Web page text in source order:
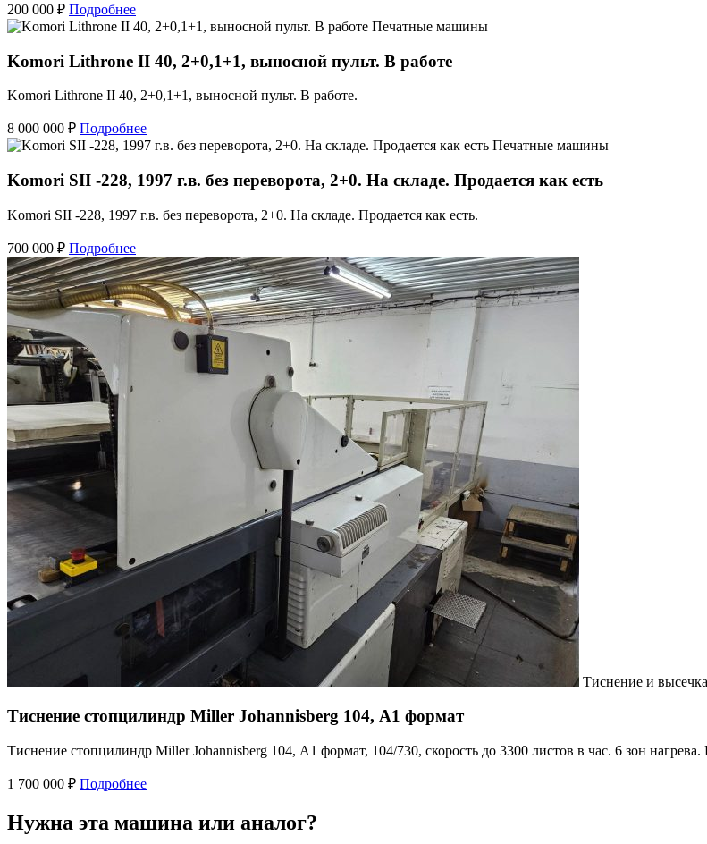
200 000 ₽ Подробнее
Печатные машины
Komori Lithrone II 40, 2+0,1+1, выносной пульт. В работе
Komori Lithrone II 40, 2+0,1+1, выносной пульт. В работе.
8 000 000 ₽ Подробнее
Печатные машины
Komori SII -228, 1997 г.в. без переворота, 2+0. На складе. Продается как есть
Komori SII -228, 1997 г.в. без переворота, 2+0. На складе. Продается как есть.
700 000 ₽ Подробнее
Тиснение и высечка
Тиснение стопцилиндр Miller Johannisberg 104, А1 формат
Тиснение стопцилиндр Miller Johannisberg 104, А1 формат, 104/730, скорость до 3300 листов в час. 6 зон
1 700 000 ₽ Подробнее
Нужна эта машина или аналог?